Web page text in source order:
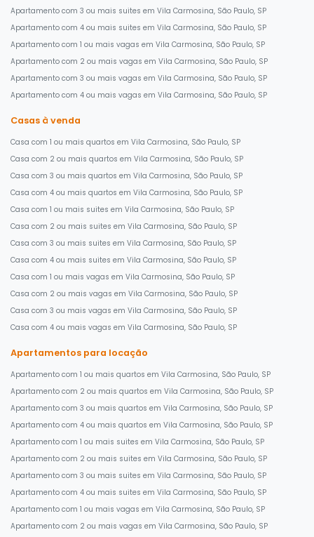
Apartamento com 3 ou mais suites em Vila Carmosina, São Paulo, SP
Apartamento com 4 ou mais suites em Vila Carmosina, São Paulo, SP
Apartamento com 1 ou mais vagas em Vila Carmosina, São Paulo, SP
Apartamento com 2 ou mais vagas em Vila Carmosina, São Paulo, SP
Apartamento com 3 ou mais vagas em Vila Carmosina, São Paulo, SP
Apartamento com 4 ou mais vagas em Vila Carmosina, São Paulo, SP
Casas à venda
Casa com 1 ou mais quartos em Vila Carmosina, São Paulo, SP
Casa com 2 ou mais quartos em Vila Carmosina, São Paulo, SP
Casa com 3 ou mais quartos em Vila Carmosina, São Paulo, SP
Casa com 4 ou mais quartos em Vila Carmosina, São Paulo, SP
Casa com 1 ou mais suites em Vila Carmosina, São Paulo, SP
Casa com 2 ou mais suites em Vila Carmosina, São Paulo, SP
Casa com 3 ou mais suites em Vila Carmosina, São Paulo, SP
Casa com 4 ou mais suites em Vila Carmosina, São Paulo, SP
Casa com 1 ou mais vagas em Vila Carmosina, São Paulo, SP
Casa com 2 ou mais vagas em Vila Carmosina, São Paulo, SP
Casa com 3 ou mais vagas em Vila Carmosina, São Paulo, SP
Casa com 4 ou mais vagas em Vila Carmosina, São Paulo, SP
Apartamentos para locação
Apartamento com 1 ou mais quartos em Vila Carmosina, São Paulo, SP
Apartamento com 2 ou mais quartos em Vila Carmosina, São Paulo, SP
Apartamento com 3 ou mais quartos em Vila Carmosina, São Paulo, SP
Apartamento com 4 ou mais quartos em Vila Carmosina, São Paulo, SP
Apartamento com 1 ou mais suites em Vila Carmosina, São Paulo, SP
Apartamento com 2 ou mais suites em Vila Carmosina, São Paulo, SP
Apartamento com 3 ou mais suites em Vila Carmosina, São Paulo, SP
Apartamento com 4 ou mais suites em Vila Carmosina, São Paulo, SP
Apartamento com 1 ou mais vagas em Vila Carmosina, São Paulo, SP
Apartamento com 2 ou mais vagas em Vila Carmosina, São Paulo, SP